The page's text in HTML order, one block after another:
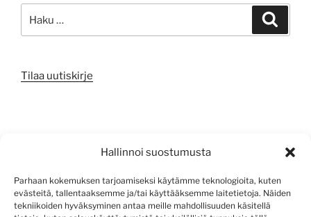
Hallinnoi suostumusta
Parhaan kokemuksen tarjoamiseksi käytämme teknologioita, kuten
evästeitä, tallentaaksemme ja/tai käyttääksemme laitetietoja. Näiden
tekniikoiden hyväksyminen antaa meille mahdollisuuden käsitellä
Tilaa uutiskirje
Sisältösyöte